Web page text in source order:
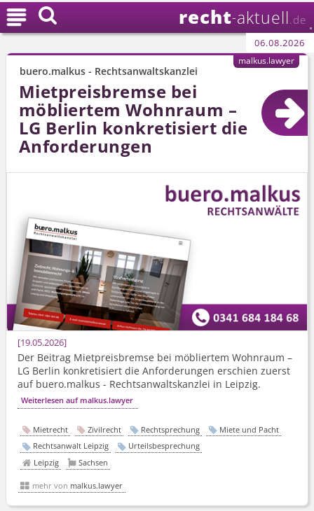
recht-aktuell .de
06.08.2026

buero.malkus - Rechtsanwaltskanzlei
Mietpreisbremse bei
möbliertem Wohnraum –
LG Berlin konkretisiert die
Anforderungen
19.05.2026
Der Beitrag Mietpreisbremse bei möbliertem Wohnraum –
LG Berlin konkretisiert die Anforderungen erschien zuerst
auf buero.malkus - Rechtsanwalts­kanzlei in Leipzig.
Weiterlesen auf malkus.lawyer
malkus.lawyer
Mietrecht Zivilrecht Rechtsprechung
Miete und Pacht
Rechtsanwalt Leipzig
Urteilsbesprechung
Leipzig
Sachsen
mehr von malkus.lawyer